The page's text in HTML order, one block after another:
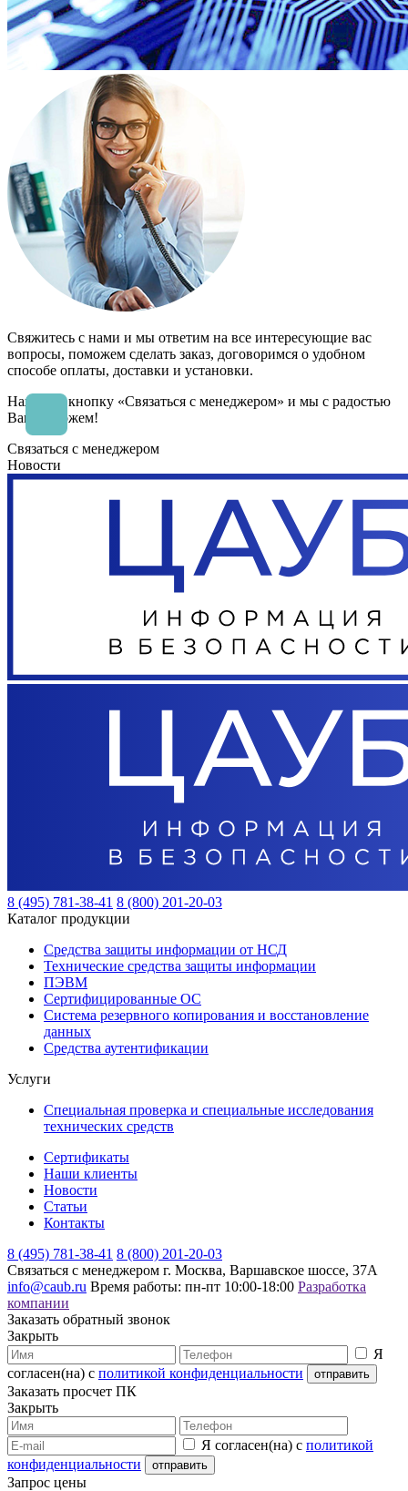
Свяжитесь с нами и мы ответим на все интересующие вас
вопросы, поможем сделать заказ, договоримся о удобном
способе оплаты, доставки и установки.
Нажмите кнопку «Связаться с менеджером» и мы с радостью
Вам поможем!
Связаться с менеджером
Новости
8 (495) 781-38-41 8 (800) 201-20-03
Каталог продукции
Средства защиты информации от НСД
Технические средства защиты информации
ПЭВМ
Сертифицированные ОС
Система резервного копирования и восстановление
данных
Средства аутентификации
Услуги
Специальная проверка и специальные исследования
технических средств
Сертификаты
Наши клиенты
Новости
Статьи
Контакты
8 (495) 781-38-41 8 (800) 201-20-03
Связаться с менеджером г. Москва, Варшавское шоссе, 37А
info@caub.ru Время работы: пн-пт 10:00-18:00 Разработка
компании
Заказать обратный звонок
Закрыть
Я
согласен(на) с политикой конфиденциальности
Заказать просчет ПК
Закрыть
Я согласен(на) с политикой
конфиденциальности
Запрос цены